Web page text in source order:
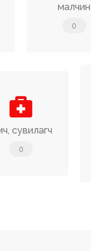
малчин
0
сувилагч
0